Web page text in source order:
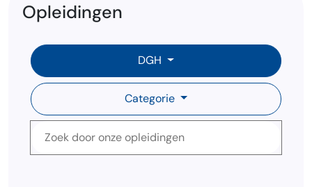
Opleidingen
DGH
Categorie